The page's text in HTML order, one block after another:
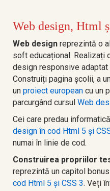
Web design, Html
Web design reprezintă o
soft educațional. Realizați
design responsive
Construiți pagina școlii, a
un proiect european cu un
parcurgând cursul Web
Cei care predau
design în cod Html 5 și
numai în linie de cod.
Construirea propriilor
reprezintă un capitol
cod Html 5 și CSS 3. Veți